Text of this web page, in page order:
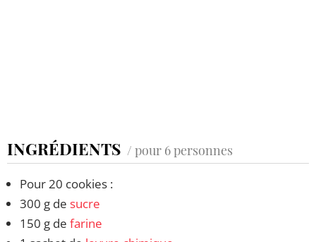
INGRÉDIENTS / pour 6 personnes
Pour 20 cookies :
300 g de sucre
150 g de farine